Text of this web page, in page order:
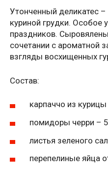
Утонченный деликатес –
куриной грудки. Особое
праздников.
сочетании с ароматной
взгляды восхищенных
Состав:
карпаччо из
помидоры черри –
листья зеленого
перепелиные яйца